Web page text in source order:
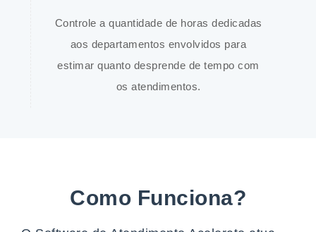
Controle a quantidade de horas dedicadas
aos departamentos envolvidos para
estimar quanto desprende de tempo com
os atendimentos.
Como Funciona?